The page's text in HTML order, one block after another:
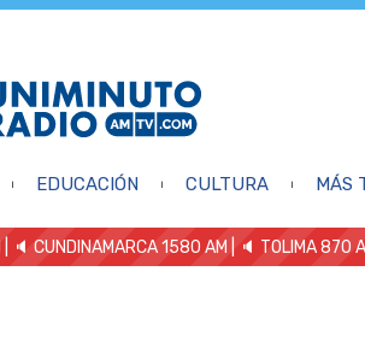
EDUCACIÓN CULTURA MÁS
| 🔈 CUNDINAMARCA 1580 AM | 🔈 TOLIMA 870